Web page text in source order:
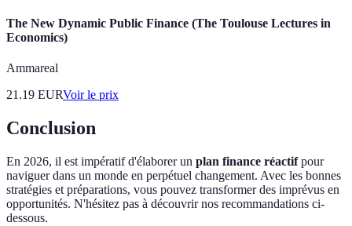
The New Dynamic Public Finance (The Toulouse Lectures in
Economics)
Ammareal
21.19 EURVoir le prix
Conclusion
En 2026, il est impératif d'élaborer un plan finance réactifpour
naviguer dans un monde en perpétuel changement. Avec les bonnes
stratégies et préparations, vous pouvez transformer des imprévus en
opportunités. N'hésitez pas à découvrir nos recommandations ci-
dessous.